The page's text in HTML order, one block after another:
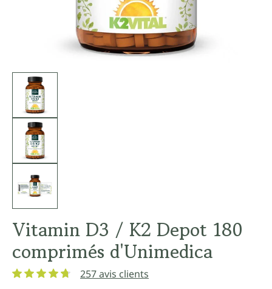
Vitamin D3 / K2 Depot 180
comprimés d'Unimedica
257 avis clients